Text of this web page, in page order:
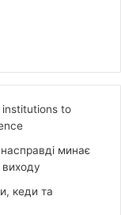
institutions to
насправді минає
виходу
кеди та